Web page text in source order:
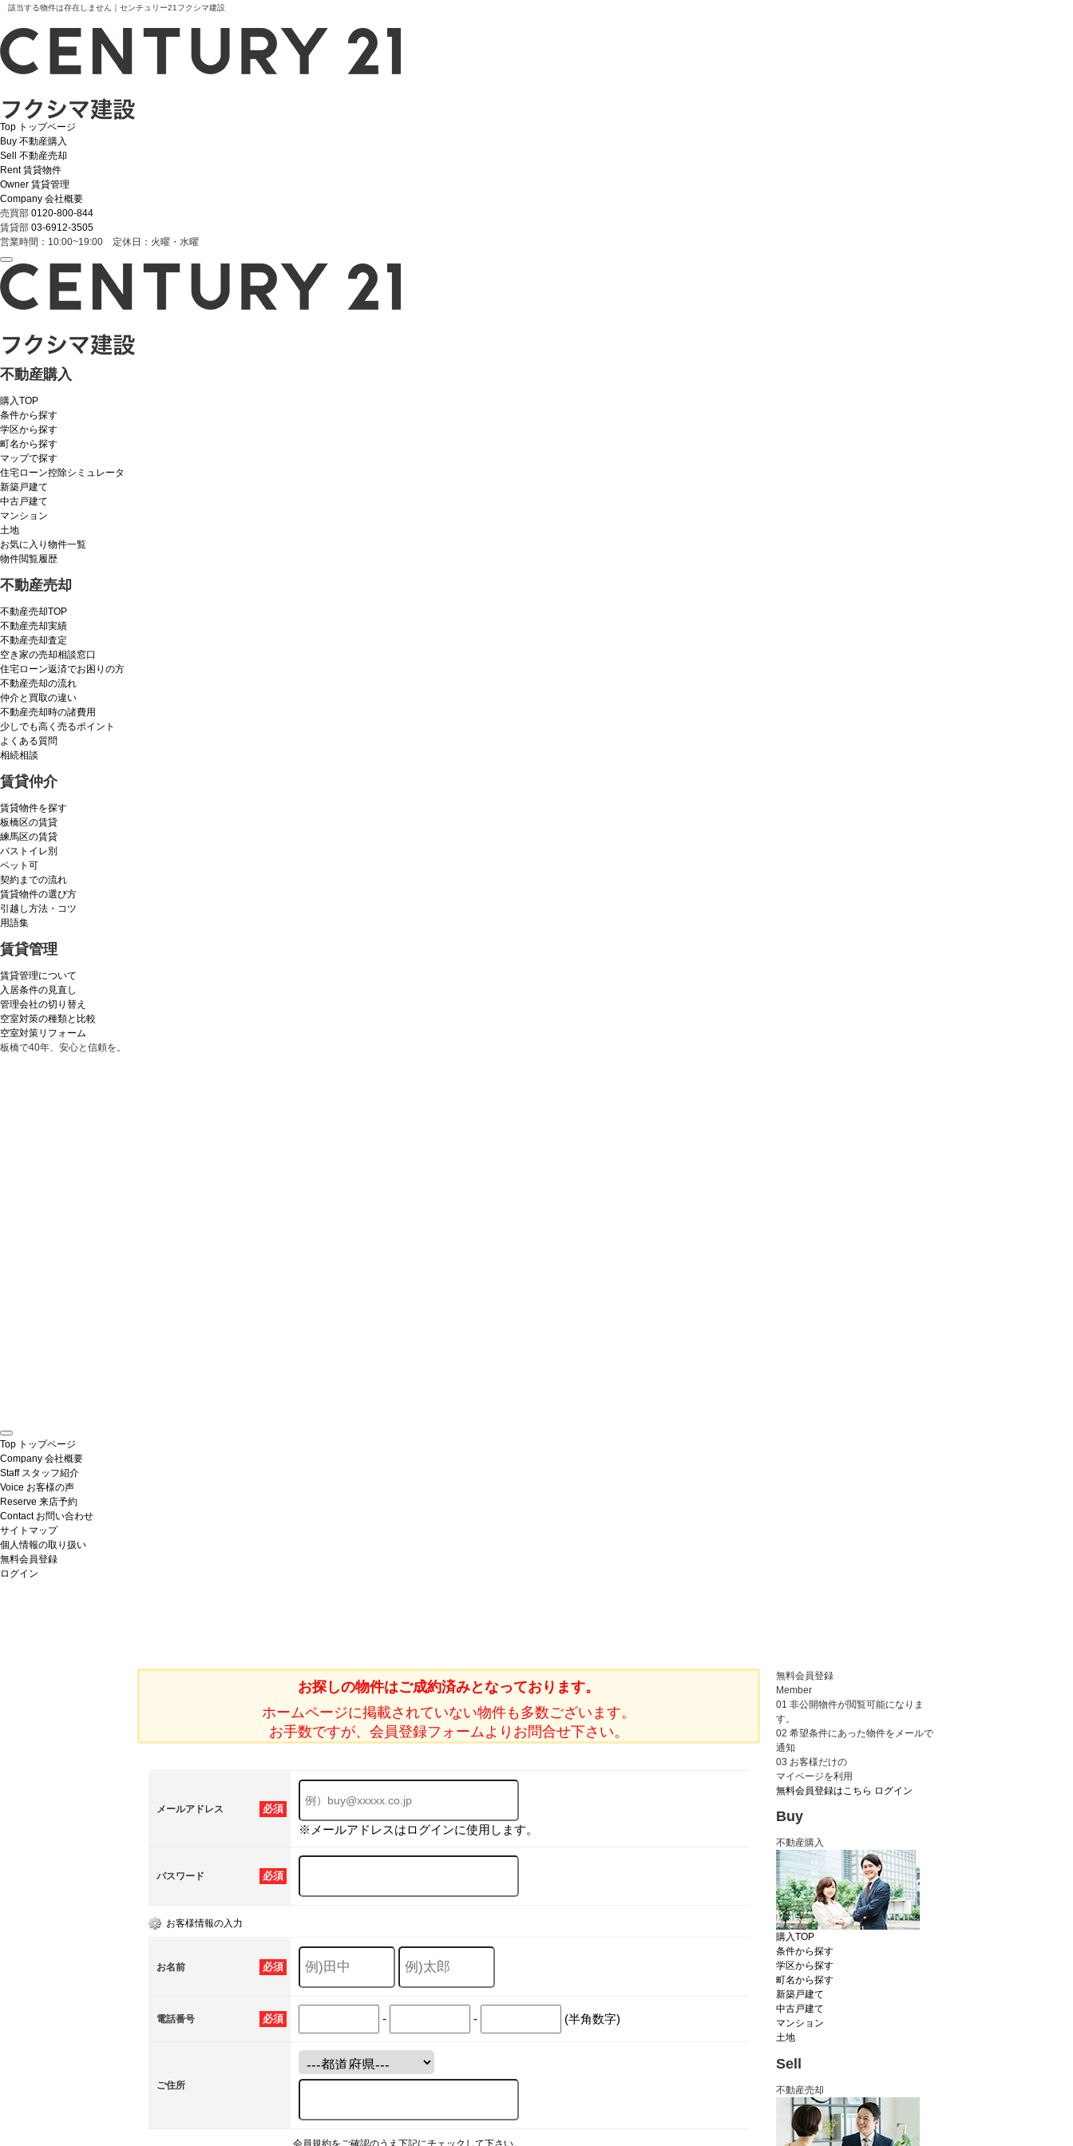
該当する物件は存在しません｜センチュリー21フクシマ建設
Top トップページ
Buy 不動産購入
Sell
不動産売却
Rent 賃貸物件
Owner 賃貸管理
Company 会社概要
売買部 0120-800-844
賃貸部 03-6912-3505
営業時間：10:00~19:00 定休日：火曜・水曜
不動産購入
購入TOP
条件から探す
学区から探す
町名から探す
マップで探す
住宅ローン控除シミュレータ
新築戸建て
中古戸建て
マンション
土地
お気に入り物件一覧
物件閲覧履歴
不動産売却
不動産売却TOP
不動産売却実績
不動産売却査定
空き家の売却相談窓口
住宅ローン返済でお困りの方
不動産売却の流れ
仲介と買取の違い
不動産売却時の諸費用
少しでも高く売るポイント
よくある質問
相続相談
賃貸仲介
賃貸物件を探す
板橋区の賃貸
練馬区の賃貸
バストイレ別
ペット可
契約までの流れ
賃貸物件の選び方
引越し方法・コツ
用語集
賃貸管理
賃貸管理について
入居条件の見直し
管理会社の切り替え
空室対策の種類と比較
空室対策リフォーム
板橋で40年、安心と信頼を。
Top トップページ
Company 会社概要
Staff スタッフ紹介
Voice お客様の声
Reserve 来店予約
Contact お問い合わせ
サイトマップ
個人情報の取り扱い
無料会員登録
ログイン
お探しの物件はご成約済みとなっております。
ホームページに掲載されていない物件も多数ございます。
お手数ですが、会員登録フォームよりお問合せ下さい。
必須
メールアドレス
※メールアドレスはログインに使用します。
必須
パスワード
お客様情報の入力
必須
お名前
必須
電話番号 - - (半角数字)
ご住所
会員規約をご確認のうえ下記にチェックして下さい。
無料会員登録
Member
01 非公開物件が閲覧可能になりま
す。
02 希望条件にあった物件をメールで
通知
03 お客様だけの
マイページを利用
無料会員登録はこちら ログイン
Buy
不動産購入
購入TOP
条件から探す
学区から探す
町名から探す
新築戸建て
中古戸建て
マンション
土地
Sell
不動産売却